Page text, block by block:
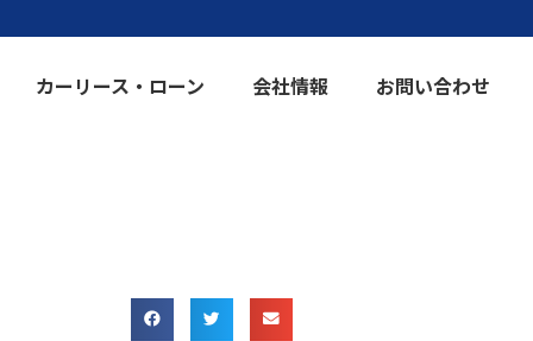
カーリース・ローン 会社情報 お問い合わせ